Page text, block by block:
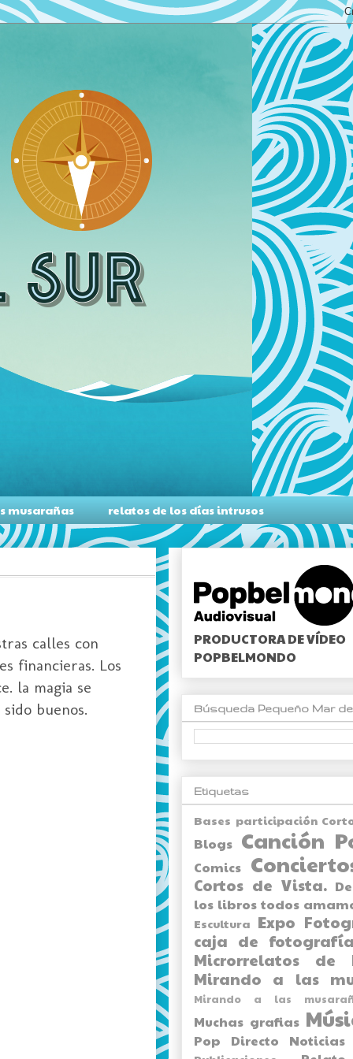
musarañas relatos de los días intrusos
calles con
financieras. Los
la magia se
buenos.
PRODUCTORA DE VÍDEO
POPBELMONDO
Búsqueda Pequeño Mar
Etiquetas
Bases participación
Blogs Canción
Comics
Cortos de Vista.
los libros todos
Escultura Expo
caja de
Microrrelatos de
Mirando a las
Mirando a las
Muchas grafias
Pop Directo Noticias